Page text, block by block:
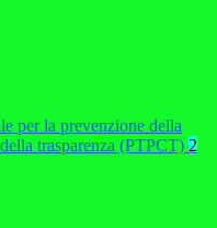
per la prevenzione della
trasparenza (PTPCT) 2